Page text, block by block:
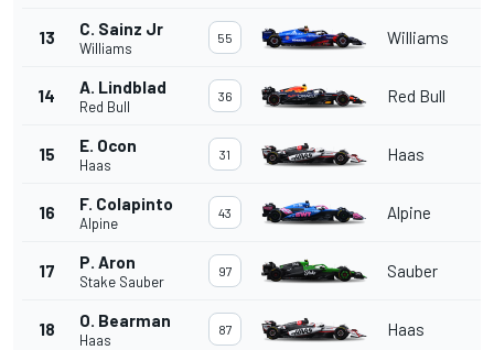
13 C. Sainz Jr
Williams
55 Williams
14 A. Lindblad
Red Bull
36 Red Bull
15 E. Ocon
Haas
31 Haas
16 F. Colapinto
Alpine
43 Alpine
17 P. Aron
Stake Sauber
97 Sauber
18 O. Bearman
Haas
87 Haas